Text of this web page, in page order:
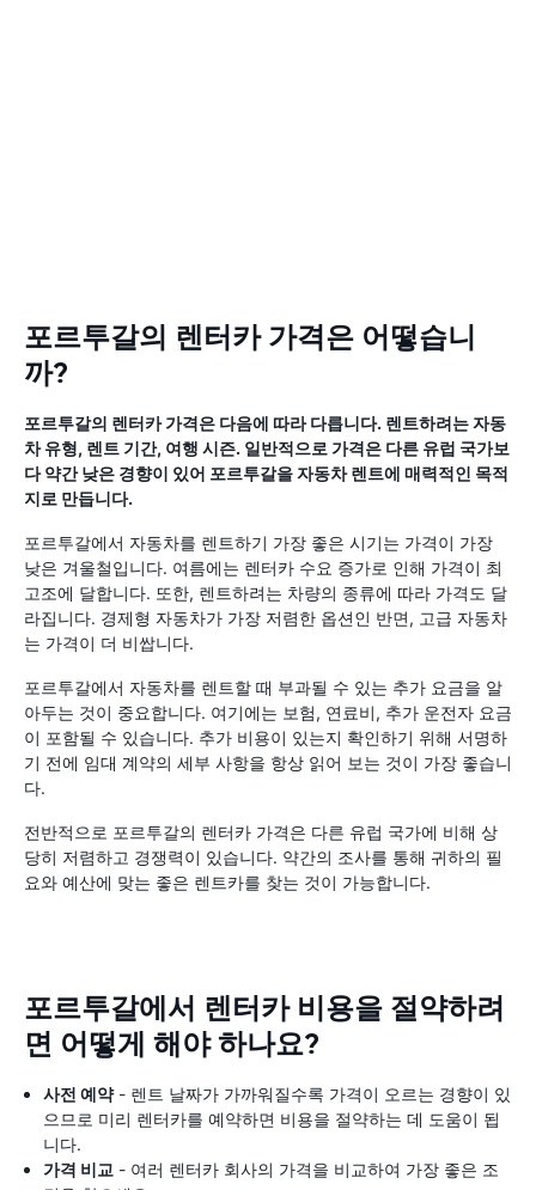
포르투갈의 렌터카 가격은 어떻습니
까?
포르투갈의 렌터카 가격은 다음에 따라 다릅니다. 렌트하려는 자동
차 유형, 렌트 기간, 여행 시즌. 일반적으로 가격은 다른 유럽 국가보
다 약간 낮은 경향이 있어 포르투갈을 자동차 렌트에 매력적인 목적
지로 만듭니다.
포르투갈에서 자동차를 렌트하기 가장 좋은 시기는 가격이 가장
낮은 겨울철입니다. 여름에는 렌터카 수요 증가로 인해 가격이 최
고조에 달합니다. 또한, 렌트하려는 차량의 종류에 따라 가격도 달
라집니다. 경제형 자동차가 가장 저렴한 옵션인 반면, 고급 자동차
는 가격이 더 비쌉니다.
포르투갈에서 자동차를 렌트할 때 부과될 수 있는 추가 요금을 알
아두는 것이 중요합니다. 여기에는 보험, 연료비, 추가 운전자 요금
이 포함될 수 있습니다. 추가 비용이 있는지 확인하기 위해 서명하
기 전에 임대 계약의 세부 사항을 항상 읽어 보는 것이 가장 좋습니
다.
전반적으로 포르투갈의 렌터카 가격은 다른 유럽 국가에 비해 상
당히 저렴하고 경쟁력이 있습니다. 약간의 조사를 통해 귀하의 필
요와 예산에 맞는 좋은 렌트카를 찾는 것이 가능합니다.
포르투갈에서 렌터카 비용을 절약하려
면 어떻게 해야 하나요?
사전 예약- 렌트 날짜가 가까워질수록 가격이 오르는 경향이 있
으므로 미리 렌터카를 예약하면 비용을 절약하는 데 도움이 됩
니다.
가격 비교 - 여러 렌터카 회사의 가격을 비교하여 가장 좋은 조